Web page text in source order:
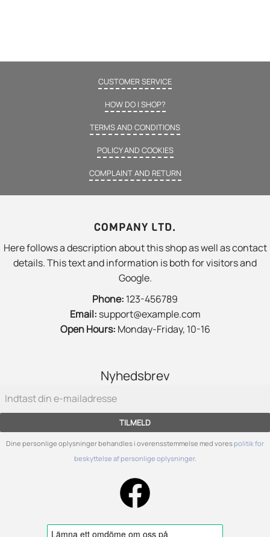
CUSTOMER SERVICE
HOW DO I SHOP?
TERMS AND CONDITIONS
POLICY AND COOKIES
COMPLAINT AND RETURN
COMPANY LTD.
Here follows a description about this shop as well as contact
details. This text and information is both for visitors and
Google.
Phone: 123-456789
Email: support@example.com
Open Hours: Monday-Friday, 10-16
Nyhedsbrev
TILMELD
Dine personlige oplysninger behandles i overensstemmelse med vorespolitik for
beskyttelse af personlige oplysninger.